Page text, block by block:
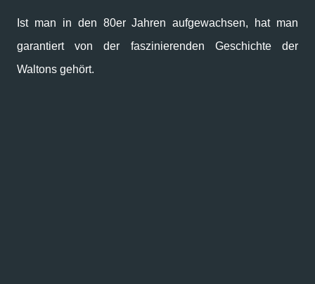
Ist man in den 80er Jahren aufgewachsen, hat man
garantiert von der faszinierenden Geschichte der
Waltons gehört.